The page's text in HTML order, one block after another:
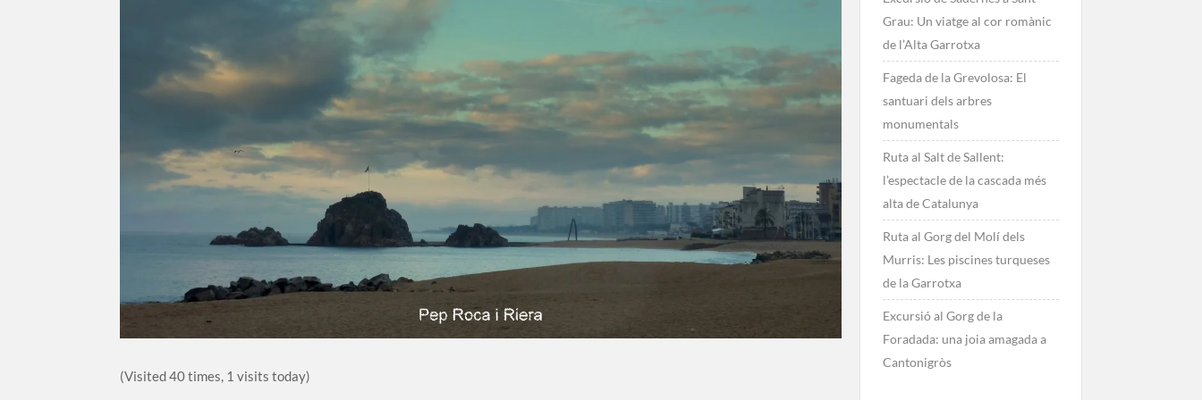
(Visited 40 times, 1 visits today)
Grau: Un viatge al cor romànic
de l’Alta Garrotxa
Fageda de la Grevolosa: El
santuari dels arbres
monumentals
Ruta al Salt de Sallent:
l’espectacle de la cascada més
alta de Catalunya
Ruta al Gorg del Molí dels
Murris: Les piscines turqueses
de la Garrotxa
Excursió al Gorg de la
Foradada: una joia amagada a
Cantonigròs